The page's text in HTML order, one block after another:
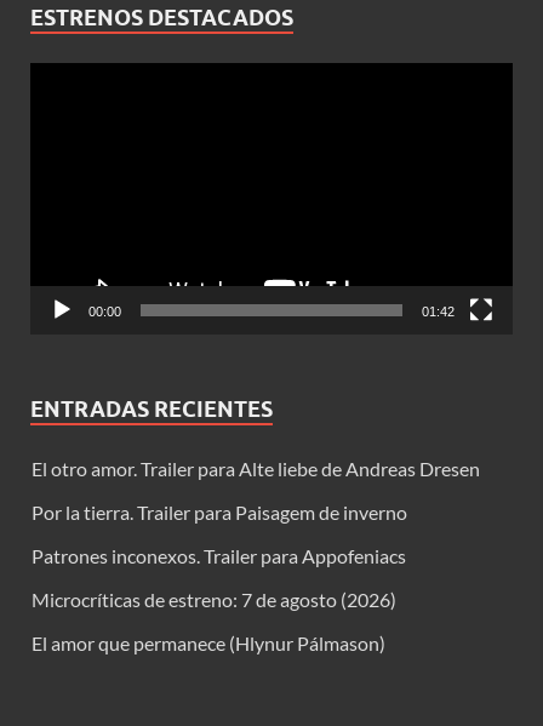
ESTRENOS DESTACADOS
00:00 01:42
ENTRADAS RECIENTES
El otro amor. Trailer para Alte liebe de Andreas Dresen
Por la tierra. Trailer para Paisagem de inverno
Patrones inconexos. Trailer para Appofeniacs
Microcríticas de estreno: 7 de agosto (2026)
El amor que permanece (Hlynur Pálmason)